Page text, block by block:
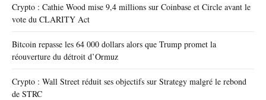
Crypto : Cathie Wood mise 9,4 millions sur Coinbase et Circle avant le
vote du CLARITY Act
Bitcoin repasse les 64 000 dollars alors que Trump promet la
réouverture du détroit d’Ormuz
Crypto : Wall Street réduit ses objectifs sur Strategy malgré le rebond
de STRC